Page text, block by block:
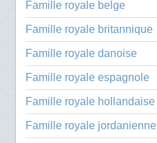
Famille royale belge
Famille royale britannique
Famille royale danoise
Famille royale espagnole
Famille royale hollandaise
Famille royale jordanienne